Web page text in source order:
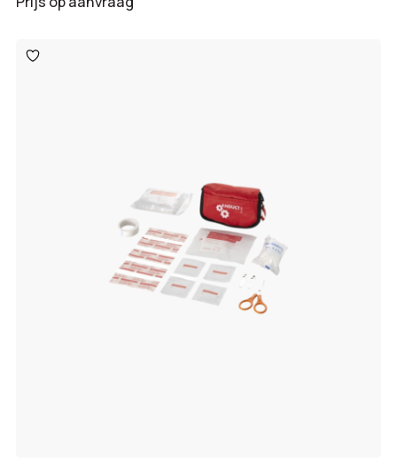
Toevoegen
aan